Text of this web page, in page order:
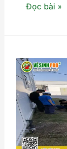
Bể
ngay
dịch
vụ
hút
bể
phốt
tại
Đọc bài »